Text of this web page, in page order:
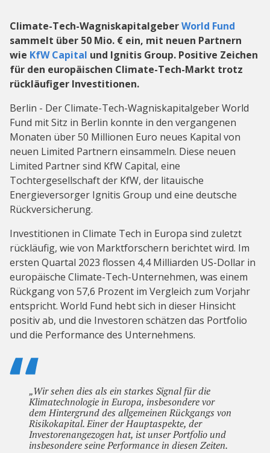
Climate-Tech-WagniskapitalgeberWorld Fund
sammelt über 50 Mio. € ein, mit neuen Partnern
wie KfW Capital und Ignitis Group. Positive Zeichen
für den europäischen Climate-Tech-Markt trotz
rückläufiger Investitionen.
Berlin - Der Climate-Tech-Wagniskapitalgeber World
Fund mit Sitz in Berlin konnte in den vergangenen
Monaten über 50 Millionen Euro neues Kapital von
neuen Limited Partnern einsammeln. Diese neuen
Limited Partner sind KfW Capital, eine
Tochtergesellschaft der KfW, der litauische
Energieversorger Ignitis Group und eine deutsche
Rückversicherung.
Investitionen in Climate Tech in Europa sind zuletzt
rückläufig, wie von Marktforschern berichtet wird. Im
ersten Quartal 2023 flossen 4,4 Milliarden US-Dollar in
europäische Climate-Tech-Unternehmen, was einem
Rückgang von 57,6 Prozent im Vergleich zum Vorjahr
entspricht. World Fund hebt sich in dieser Hinsicht
positiv ab, und die Investoren schätzen das Portfolio
und die Performance des Unternehmens.
„Wir sehen dies als ein starkes Signal für die
Klimatechnologie in Europa, insbesondere vor
dem Hintergrund des allgemeinen Rückgangs von
Risikokapital. Einer der Hauptaspekte, der
Investorenangezogen hat, ist unser Portfolio und
insbesondere seine Performance in diesen Zeiten.